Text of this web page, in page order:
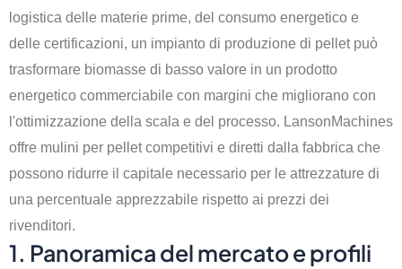
logistica delle materie prime, del consumo energetico e
delle certificazioni, un impianto di produzione di pellet può
trasformare biomasse di basso valore in un prodotto
energetico commerciabile con margini che migliorano con
l'ottimizzazione della scala e del processo. LansonMachines
offre mulini per pellet competitivi e diretti dalla fabbrica che
possono ridurre il capitale necessario per le attrezzature di
una percentuale apprezzabile rispetto ai prezzi dei
rivenditori.
1. Panoramica del mercato e profili